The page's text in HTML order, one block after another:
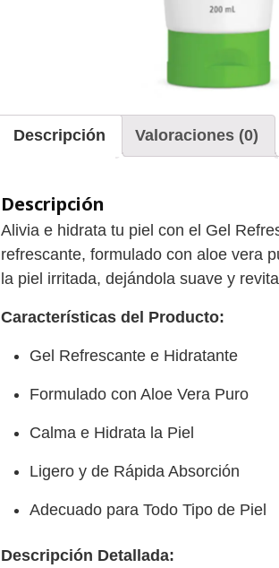
Descripción Valoraciones (0)
Descripción
Alivia e hidrata tu piel con el Gel
refrescante, formulado con aloe vera
la piel irritada, dejándola suave y
Características del Producto:
Gel Refrescante e Hidratante
Formulado con Aloe Vera Puro
Calma e Hidrata la Piel
Ligero y de Rápida Absorción
Adecuado para Todo Tipo de Piel
Descripción Detallada: